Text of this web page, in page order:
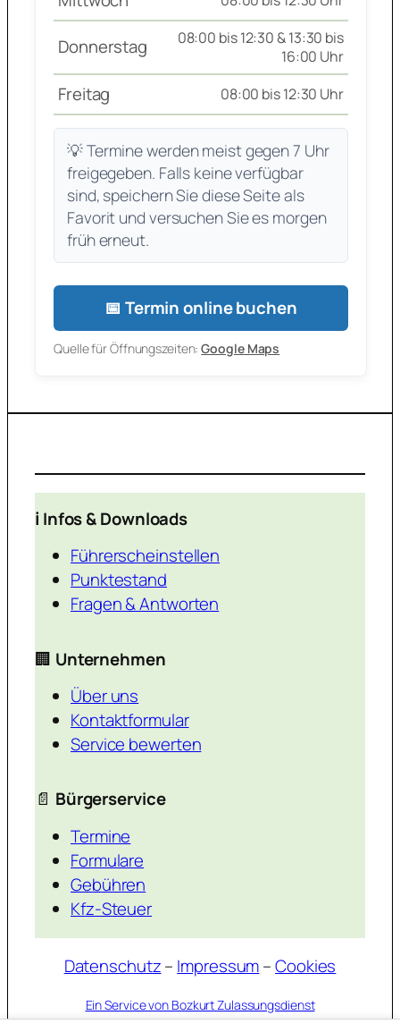
Donnerstag
08:00 bis 12:30 & 13:30 bis
16:00 Uhr
Freitag 08:00 bis 12:30 Uhr
💡 Termine werden meist gegen 7 Uhr
freigegeben. Falls keine verfügbar
sind, speichern Sie diese Seite als
Favorit und versuchen Sie es morgen
früh erneut.
📅 Termin online buchen
Quelle für Öffnungszeiten:Google Maps
ℹ️ Infos & Downloads
Führerscheinstellen
Punktestand
Fragen & Antworten
🏢 Unternehmen
Über uns
Kontaktformular
Service bewerten
📄 Bürgerservice
Termine
Formulare
Gebühren
Kfz-Steuer
Datenschutz– Impressum–Cookies
Ein Service von Bozkurt Zulassungsdienst